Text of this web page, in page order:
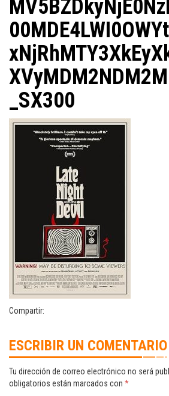
_SX300
Compartir:
ESCRIBIR UN COMENTARIO
Tu dirección de correo electrónico no será
obligatorios están marcados con *